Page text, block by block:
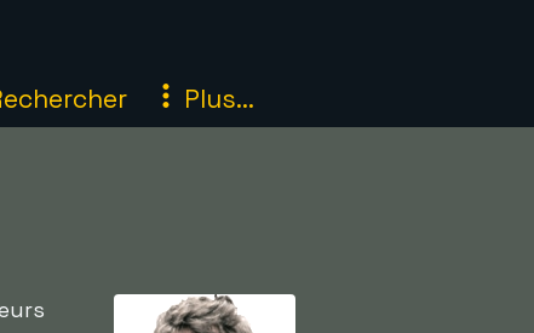
Plus...